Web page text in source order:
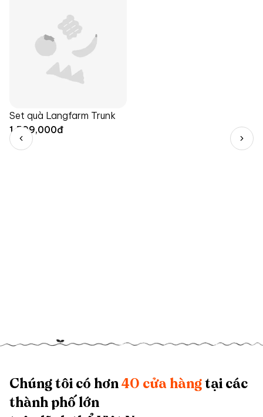
Set quà Langfarm Trunk
1,599,000đ
Chúng tôi có hơn 40 cửa hàng tại các
thành phố lớn